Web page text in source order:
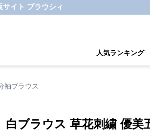
イト ブラウシィ
人気ランキング
袖ブラウス
白ブラウス 草花刺繍 優美